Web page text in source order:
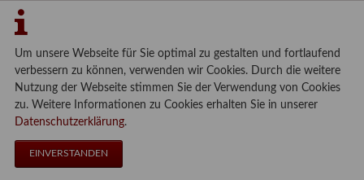
Um unsere Webseite für Sie optimal zu gestalten und fortlaufend
verbessern zu können, verwenden wir Cookies. Durch die weitere
Nutzung der Webseite stimmen Sie der Verwendung von Cookies
zu. Weitere Informationen zu Cookies erhalten Sie in unserer
Datenschutzerklärung.
EINVERSTANDEN